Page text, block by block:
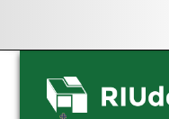
Skip
navigation